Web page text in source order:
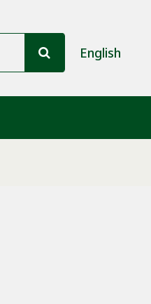
English